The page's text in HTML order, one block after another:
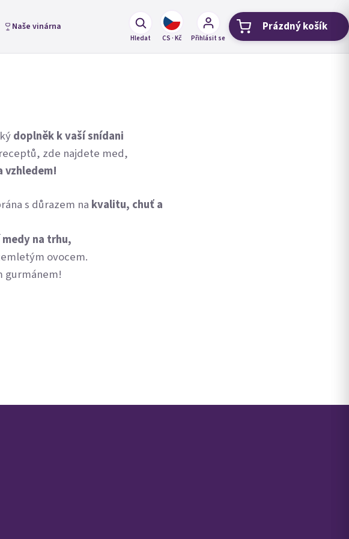
Naše vinárna
Hledat CS · Kč Přihlásit se Nákupní
Prázdný košík
doplněk k vaší snídani
zde najdete med,
vzhledem!
s důrazem na kvalitu, chuť a
na trhu,
ovocem.
gurmánem!